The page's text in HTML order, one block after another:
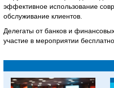
эффективное использование
обслуживание клиентов.
Делегаты от банков и
участие в мероприятии